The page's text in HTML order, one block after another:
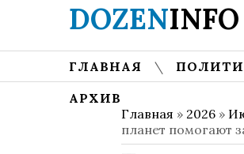
DOZENINFO
ГЛАВНАЯ
АРХИВ
Главная » 2026 »
планет помогают